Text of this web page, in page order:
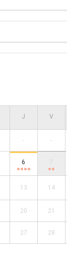
- -
6 7
13 14
20 21
27 28